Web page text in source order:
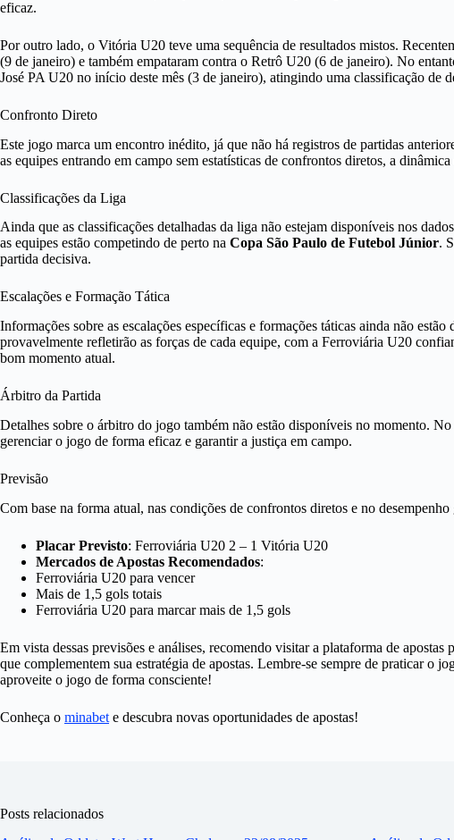
eficaz.
Por outro lado, o Vitória U20 teve uma sequência de resultados mistos.
(9 de janeiro) e também empataram contra o Retrô U20 (6 de janeiro). No
José PA U20 no início deste mês (3 de janeiro), atingindo uma classificação de
Confronto Direto
Este jogo marca um encontro inédito, já que não há registros de partidas
as equipes entrando em campo sem estatísticas de confrontos diretos, a
Classificações da Liga
Ainda que as classificações detalhadas da liga não estejam disponíveis nos
as equipes estão competindo de perto na Copa São Paulo de Futebol Júnior.
partida decisiva.
Escalações e Formação Tática
Informações sobre as escalações específicas e formações táticas ainda não
provavelmente refletirão as forças de cada equipe, com a Ferroviária U20
bom momento atual.
Árbitro da Partida
Detalhes sobre o árbitro do jogo também não estão disponíveis no momento.
gerenciar o jogo de forma eficaz e garantir a justiça em campo.
Previsão
Com base na forma atual, nas condições de confrontos diretos e no desempenho
Placar Previsto: Ferroviária U20 2 – 1 Vitória U20
Mercados de Apostas Recomendados:
Ferroviária U20 para vencer
Mais de 1,5 gols totais
Ferroviária U20 para marcar mais de 1,5 gols
Em vista dessas previsões e análises, recomendo visitar a plataforma de apostas
que complementem sua estratégia de apostas. Lembre-se sempre de praticar o
aproveite o jogo de forma consciente!
Conheça o minabet e descubra novas oportunidades de apostas!
Posts relacionados